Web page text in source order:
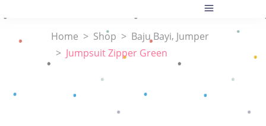
Home > Shop > Baju Bayi, Jumper
> Jumpsuit Zipper Green